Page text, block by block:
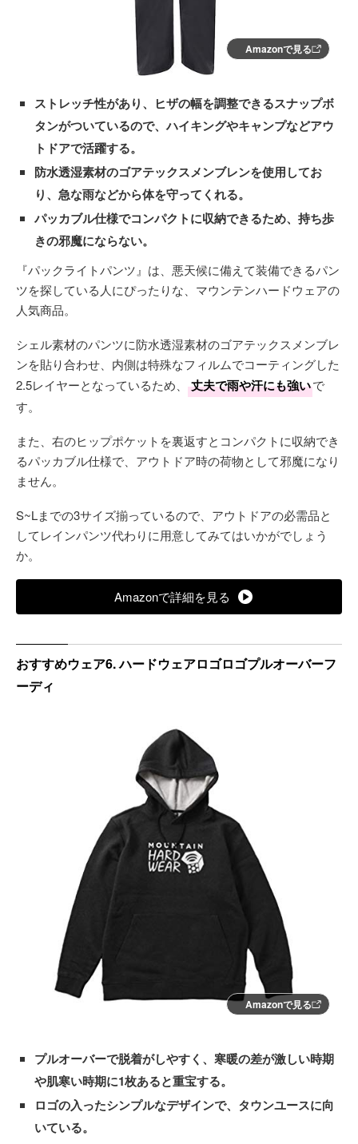
Amazonで見る
ストレッチ性があり、ヒザの幅を調整できるスナップボ
タンがついているので、ハイキングやキャンプなどアウ
トドアで活躍する。
防水透湿素材のゴアテックスメンブレンを使用してお
り、急な雨などから体を守ってくれる。
パッカブル仕様でコンパクトに収納できるため、持ち歩
きの邪魔にならない。
『パックライトパンツ』は、悪天候に備えて装備できるパン
ツを探している人にぴったりな、マウンテンハードウェアの
人気商品。
シェル素材のパンツに防水透湿素材のゴアテックスメンブレ
ンを貼り合わせ、内側は特殊なフィルムでコーティングした
2.5レイヤーとなっているため、
丈夫で雨や汗にも強いで
す。
また、右のヒップポケットを裏返すとコンパクトに収納でき
るパッカブル仕様で、アウトドア時の荷物として邪魔になり
ません。
S~Lまでの3サイズ揃っているので、アウトドアの必需品と
してレインパンツ代わりに用意してみてはいかがでしょう
か。
Amazonで詳細を見る
おすすめウェア6. ハードウェアロゴロゴプルオーバーフ
ーディ
Amazonで見る
プルオーバーで脱着がしやすく、寒暖の差が激しい時期
や肌寒い時期に1枚あると重宝する。
ロゴの入ったシンプルなデザインで、タウンユースに向
いている。